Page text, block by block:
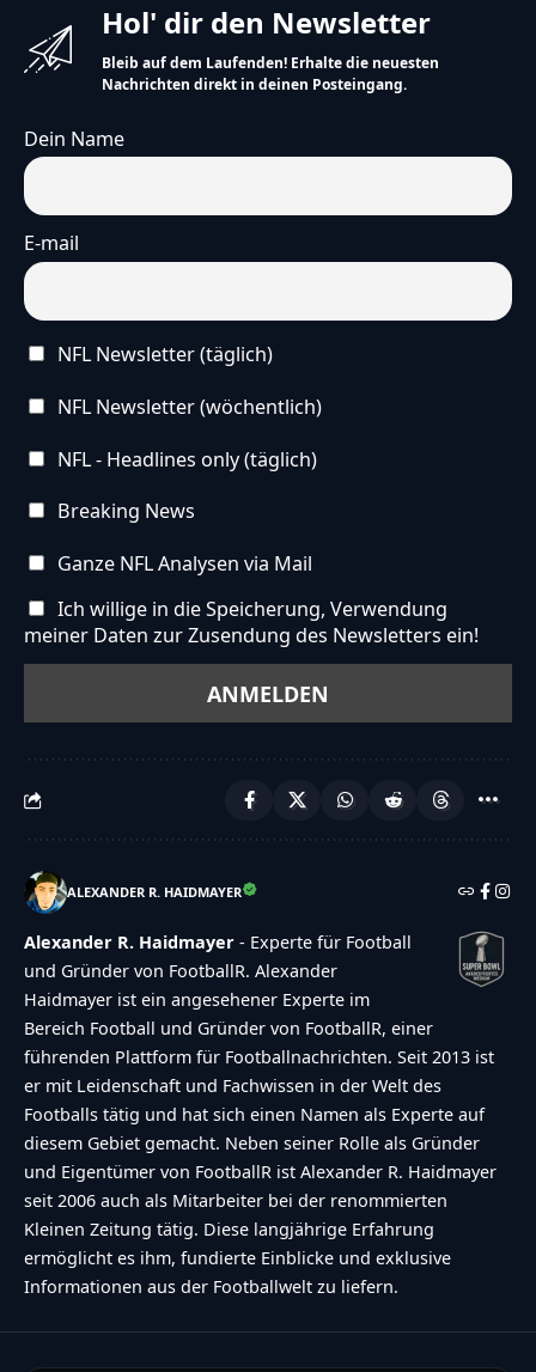
Hol' dir den Newsletter
Bleib auf dem Laufenden! Erhalte die neuesten
Nachrichten direkt in deinen Posteingang.
Dein Name
E-mail
NFL Newsletter (täglich)
NFL Newsletter (wöchentlich)
NFL - Headlines only (täglich)
Breaking News
Ganze NFL Analysen via Mail
Ich willige in die Speicherung, Verwendung
meiner Daten zur Zusendung des Newsletters ein!
ALEXANDER R. HAIDMAYER
Alexander R. Haidmayer - Experte für Football
und Gründer von FootballR. Alexander
Haidmayer ist ein angesehener Experte im
Bereich Football und Gründer von FootballR, einer
führenden Plattform für Footballnachrichten. Seit 2013 ist
er mit Leidenschaft und Fachwissen in der Welt des
Footballs tätig und hat sich einen Namen als Experte auf
diesem Gebiet gemacht. Neben seiner Rolle als Gründer
und Eigentümer von FootballR ist Alexander R. Haidmayer
seit 2006 auch als Mitarbeiter bei der renommierten
Kleinen Zeitung tätig. Diese langjährige Erfahrung
ermöglicht es ihm, fundierte Einblicke und exklusive
Informationen aus der Footballwelt zu liefern.